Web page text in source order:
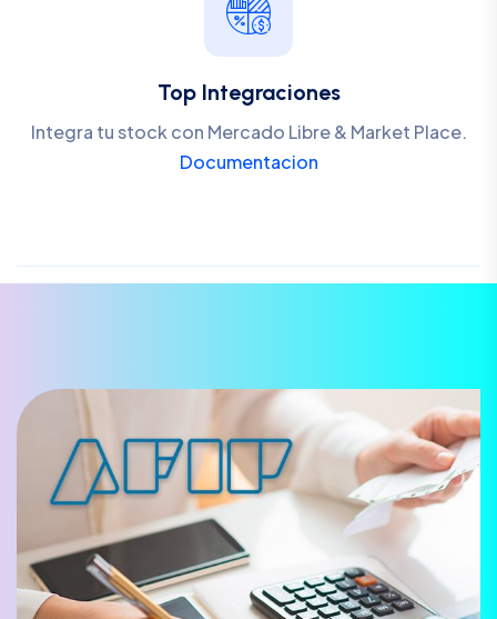
Top Integraciones
Integra tu stock con Mercado Libre & Market Place.
Documentacion